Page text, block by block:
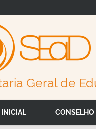
Geral de
INICIAL CONSELHO